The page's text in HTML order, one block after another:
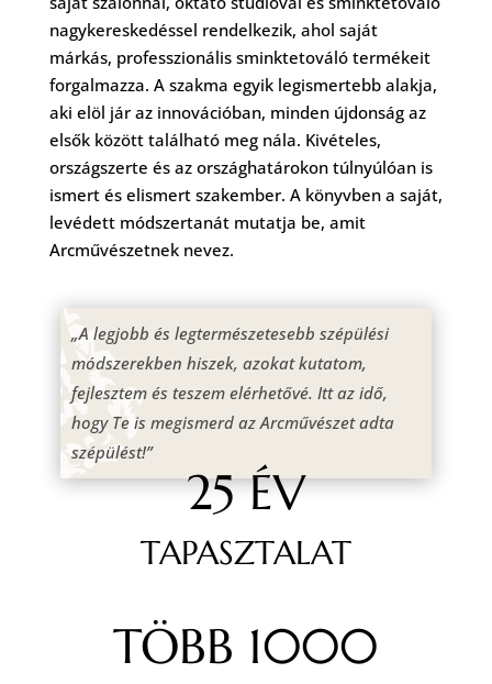
nagykereskedéssel rendelkezik, ahol saját
márkás, professzionális sminktetováló termékeit
forgalmazza. A szakma egyik legismertebb alakja,
aki elöl jár az innovációban, minden újdonság az
elsők között található meg nála. Kivételes,
országszerte és az országhatárokon túlnyúlóan is
ismert és elismert szakember. A könyvben a saját,
levédett módszertanát mutatja be, amit
Arcművészetnek nevez.
„A legjobb és legtermészetesebb szépülési
módszerekben hiszek, azokat kutatom,
fejlesztem és teszem elérhetővé. Itt az idő,
hogy Te is megismerd az Arcművészet adta
szépülést!”
25 ÉV
TAPASZTALAT
TÖBB 1000